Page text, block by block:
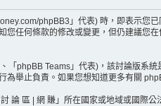
phpBB3」代表) 時，即表示您
任何條款的修改或變更，但仍建議您
「phpBB Teams」代表)，該討論版系統
舉止負責。如果您想知道更多有關
區 | 網 賺」所在國家或地域或國際